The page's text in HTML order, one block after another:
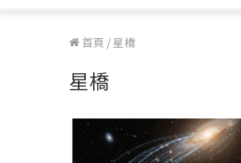
首頁 /星橋
星橋